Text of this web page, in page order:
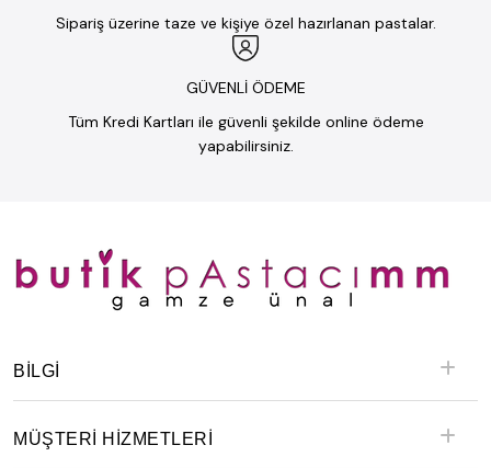
Sipariş üzerine taze ve kişiye özel hazırlanan pastalar.
GÜVENLİ ÖDEME
Tüm Kredi Kartları ile güvenli şekilde online ödeme
yapabilirsiniz.
BILGI
MÜŞTERİ HİZMETLERİ